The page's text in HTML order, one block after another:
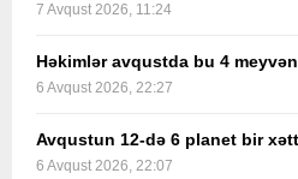
7 Avqust 2026, 11:24
Həkimlər avqustda bu 4
6 Avqust 2026, 22:27
Avqustun 12-də 6 planet bir
6 Avqust 2026, 22:07